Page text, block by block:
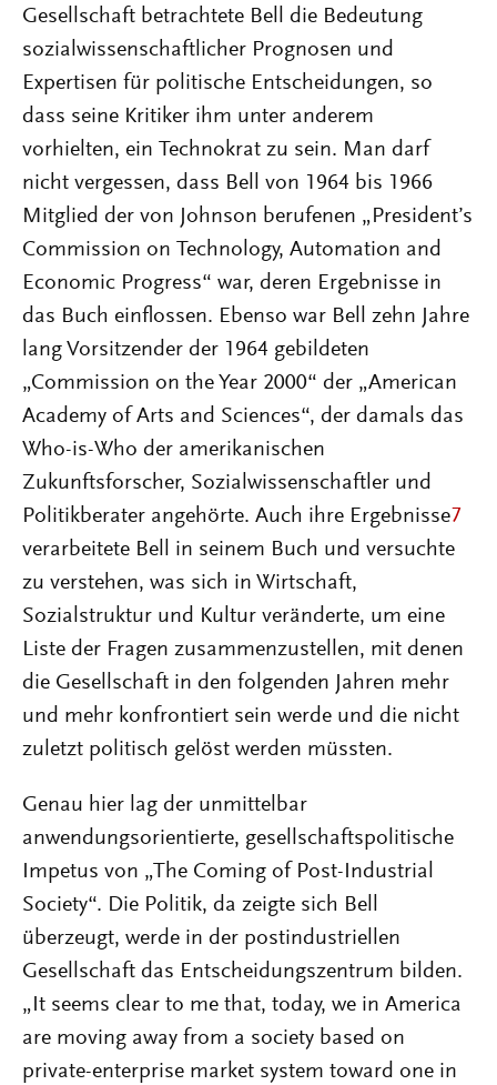
Gesellschaft betrachtete Bell die Bedeutung
sozialwissenschaftlicher Prognosen und
Expertisen für politische Entscheidungen, so
dass seine Kritiker ihm unter anderem
vorhielten, ein Technokrat zu sein. Man darf
nicht vergessen, dass Bell von 1964 bis 1966
Mitglied der von Johnson berufenen „President’s
Commission on Technology, Automation and
Economic Progress“ war, deren Ergebnisse in
das Buch einflossen. Ebenso war Bell zehn Jahre
lang Vorsitzender der 1964 gebildeten
„Commission on the Year 2000“ der „American
Academy of Arts and Sciences“, der damals das
Who-is-Who der amerikanischen
Zukunftsforscher, Sozialwissenschaftler und
Politikberater angehörte. Auch ihre Ergebnisse7
verarbeitete Bell in seinem Buch und versuchte
zu verstehen, was sich in Wirtschaft,
Sozialstruktur und Kultur veränderte, um eine
Liste der Fragen zusammenzustellen, mit denen
die Gesellschaft in den folgenden Jahren mehr
und mehr konfrontiert sein werde und die nicht
zuletzt politisch gelöst werden müssten.
Genau hier lag der unmittelbar
anwendungsorientierte, gesellschaftspolitische
Impetus von „The Coming of Post-Industrial
Society“. Die Politik, da zeigte sich Bell
überzeugt, werde in der postindustriellen
Gesellschaft das Entscheidungszentrum bilden.
„It seems clear to me that, today, we in America
are moving away from a society based on
private-enterprise market system toward one in